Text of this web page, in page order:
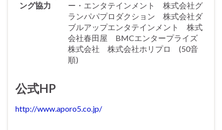
ング協力
ー・エンタテインメント 株式会社グ
ランパパプロダクション 株式会社ダ
ブルアップエンタテインメント 株式
会社春田屋 BMCエンタープライズ
株式会社 株式会社ホリプロ (50音
順)
公式HP
http://www.aporo5.co.jp/